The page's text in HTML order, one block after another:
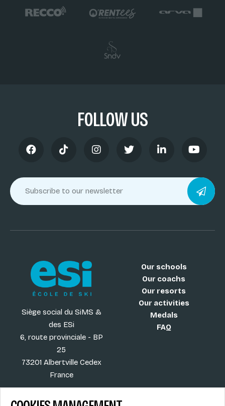
FOLLOW US
Siège social du SiMS &
des ESi
6, route provinciale - BP
25
73201 Albertville Cedex
France
Our schools
Our coachs
Our resorts
Our activities
Medals
FAQ